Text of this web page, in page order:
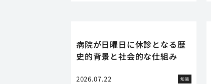
病院が日曜日に休診となる歴
史的背景と社会的な仕組み
2026.07.22 知識